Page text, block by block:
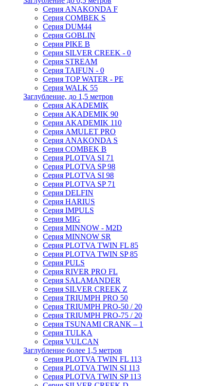
Серия ANAKONDA F
Серия COMBEK S
Серия DUM44
Серия GOBLIN
Серия PIKE B
Серия SILVER CREEK - 0
Серия STREAM
Серия TAIFUN - 0
Серия TOP WATER - PE
Серия WALK 55
Заглубление, до 1,5 метров
Серия AKADEMIK
Серия AKADEMIK 90
Серия AKADEMIK 110
Серия AMULET PRO
Серия ANAKONDA S
Серия COMBEK B
Серия PLOTVA SI 71
Серия PLOTVA SP 98
Серия PLOTVA SI 98
Серия PLOTVA SP 71
Серия DELFIN
Серия HARIUS
Серия IMPULS
Серия MIG
Серия MINNOW - M2D
Серия MINNOW SR
Серия PLOTVA TWIN FL 85
Серия PLOTVA TWIN SP 85
Серия PULS
Серия RIVER PRO FL
Серия SALAMANDER
Серия SILVER CREEK Z
Серия TRIUMPH PRO 50
Серия TRIUMPH PRO-50 / 20
Серия TRIUMPH PRO-75 / 20
Серия TSUNAMI CRANK – 1
Серия TULKA
Серия VULCAN
Заглубление более 1,5 метров
Серия PLOTVA TWIN FL 113
Серия PLOTVA TWIN SI 113
Серия PLOTVA TWIN SP 113